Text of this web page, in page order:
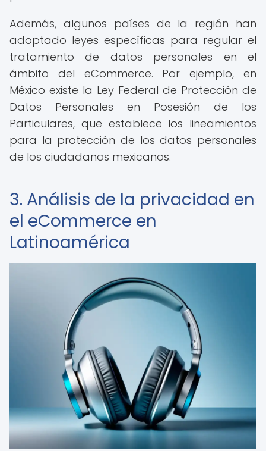
Además, algunos países de la región han
adoptado leyes específicas para regular el
tratamiento de datos personales en el
ámbito del eCommerce. Por ejemplo, en
México existe la Ley Federal de Protección de
Datos Personales en Posesión de los
Particulares, que establece los lineamientos
para la protección de los datos personales
de los ciudadanos mexicanos.
3. Análisis de la privacidad en
el eCommerce en
Latinoamérica